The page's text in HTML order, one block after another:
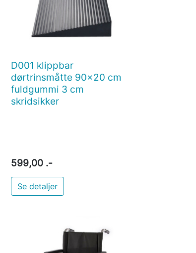
 Vis her
D001 klippbar
dørtrinsmåtte 90x20 cm
fuldgummi 3 cm
skridsikker
599,00 .-
Se detaljer